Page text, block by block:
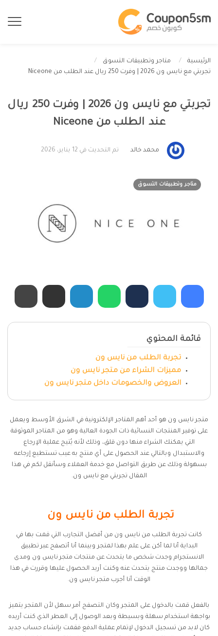
الرئيسية
متاجر وتطبيقات التسوق
تجربتي مع نايس ون 2026 | وفرت 250 ريال عند الطلب من Niceone
تجربتي مع نايس ون 2026 | وفرت 250 ريال
عند الطلب من Niceone
محمد خالد تم التحديث في 12 يناير، 2026
متاجر وتطبيقات التسوق
قائمة المحتوي
تجربة الطلب من نايس ون
مميزات الشراء من متجر نايس ون
العروض والخصومات داخل متجر نايس ون
متجر نايس ون هو أحد أهم المتاجر الإلكترونية في الشرق الأوسط ويعمل
على توفير المنتجات النسائية ذات الجودة العالية وهو من المتاجر الموثوقة
التي يمكنك الشراء منها دون قلق، وذلك لأنه يُتيح عملية الإرجاع
والاستبدال وبالتالي عند الحصول على أي منتج به عيب تستطيع إرجاعه
بسهولة وذلك عن طريق التواصل مع خدمة العملاء وسأنقل لكم في هذا
المقال تجربتي مع نايس ون.
تجربة الطلب من نايس ون
كانت تجربة الطلب من نايس ون من أفضل التجارب التي قمت بها في
البداية أنا لما أكن على علم بهذا لمتجر وبينما أنا أتصفح عبر تطبيق
الانستجرام وجدت شخص ما يتحدث عن منتجات متجر نايس ون ومدى
جمالها ووجدت منتج يتحدث عنه وكنت أريد الحصول عليها وقررت في هذا
الوقت أنا أجرب متجر نايس ون.
بالفعل قمت بالدخول على المتجر وكان التصفح أمر سهل لأن المتجر يتميز
بواجهة استخدام سهلة وبسيطة وبعد الوصول إلى العطر الذي كنت أريده
كان لابد من تسجيل الدخول لإتمام عملية الدفع فقمت بإنشاء حساب جديد